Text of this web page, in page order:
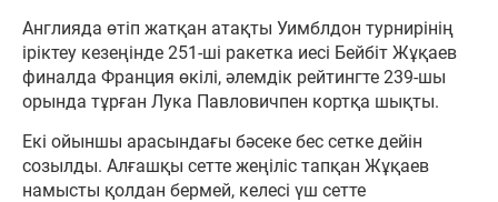
Англияда өтіп жатқан атақты Уимблдон турнирінің
іріктеу кезеңінде 251-ші ракетка иесі Бейбіт Жұқаев
финалда Франция өкілі, әлемдік рейтингте 239-шы
орында тұрған Лука Павловичпен кортқа шықты.
Екі ойыншы арасындағы бәсеке бес сетке дейін
созылды. Алғашқы сетте жеңіліс тапқан Жұқаев
намысты қолдан бермей, келесі үш сетте